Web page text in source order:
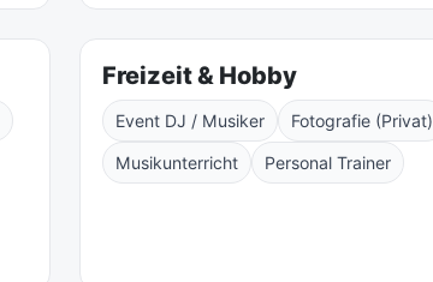
Freizeit & Hobby
Event DJ / Musiker Fotografie (Privat)
Musikunterricht Personal Trainer